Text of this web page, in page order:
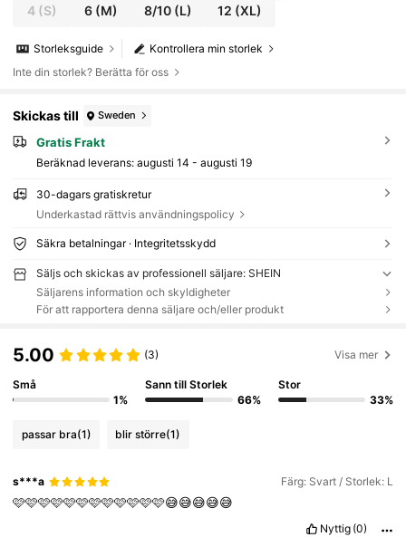
4 (S) 6 (M) 8/10(L) 12 (XL)
Kontrollera min storlek
Storleksguide
Inte din storlek? Berätta för oss
Skickas till Sweden
Gratis Frakt
Beräknad leverans: augusti 14 - augusti 19
30-dagars gratiskretur
Underkastad rättvis användningspolicy
Säkra betalningar · Integritetsskydd
Säljs och skickas av professionell säljare: SHEIN
Säljarens information och skyldigheter
För att rapportera denna säljare och/eller produkt
5.00 (3) Visa mer
Små
1%
Sann till Storlek
66%
Stor
33%
passar bra(1) blir större(1)
s***a Färg: Svart / Storlek: L
🩷🩷🩷🩷🩷🩷🩷🩷🩷🩷🩷🩷😅😅😅😅😅
Nyttig (0)